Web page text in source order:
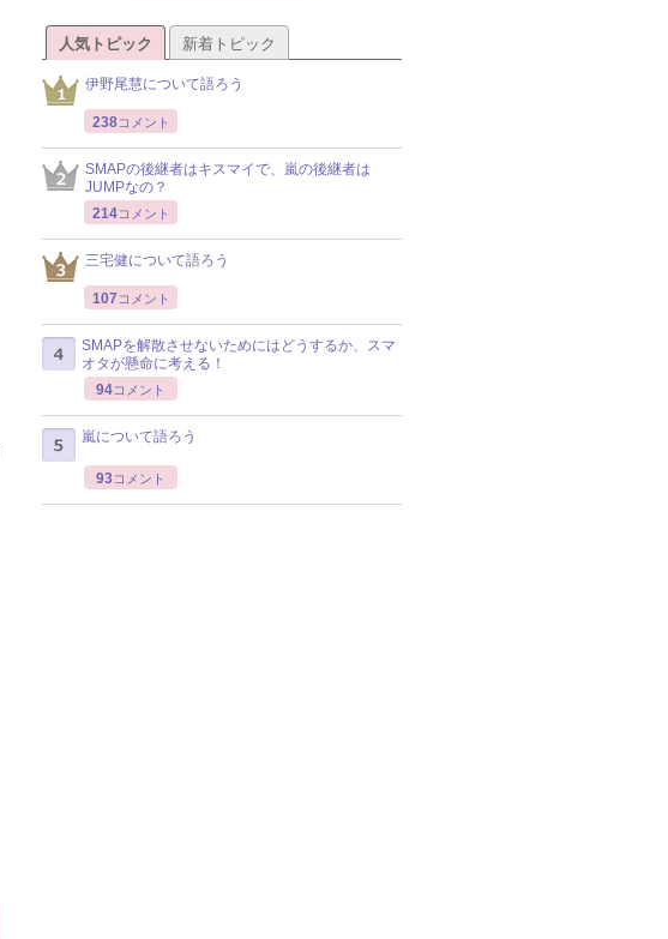
人気トピック 新着トピック
伊野尾慧について語ろう
238コメント
SMAPの後継者はキスマイで、嵐の後継者は
JUMPなの？
214コメント
三宅健について語ろう
107 コメント
SMAPを解散させないためにはどうするか、スマ
オタが懸命に考える！
94コメント
嵐について語ろう
93コメント